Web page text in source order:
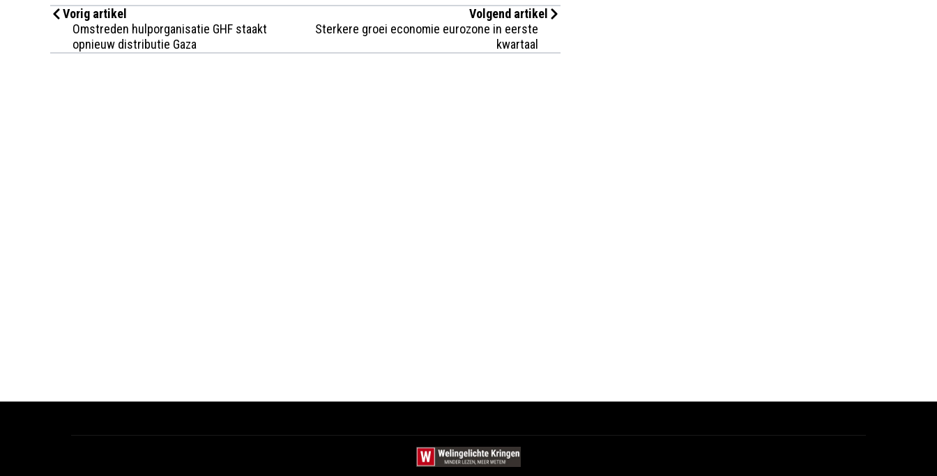
Vorig artikel
Omstreden hulporganisatie GHF staakt
opnieuw distributie Gaza
Volgend artikel
Sterkere groei economie eurozone in eerste
kwartaal